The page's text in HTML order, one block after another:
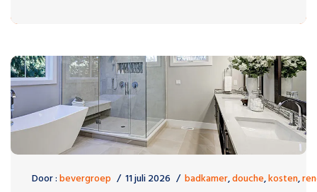
Door :bevergroep 11 juli 2026 badkamer,douche,kosten,